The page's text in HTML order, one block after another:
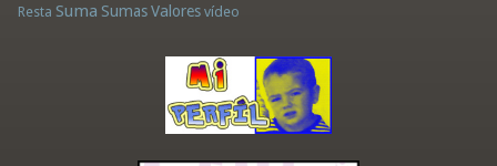
Resta Suma Sumas Valores vídeo